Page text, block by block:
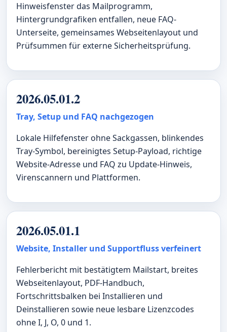
Hinweisfenster das Mailprogramm,
Hintergrundgrafiken entfallen, neue FAQ-
Unterseite, gemeinsames Webseitenlayout und
Prüfsummen für externe Sicherheitsprüfung.
2026.05.01.2
Tray, Setup und FAQ nachgezogen
Lokale Hilfefenster ohne Sackgassen, blinkendes
Tray-Symbol, bereinigtes Setup-Payload, richtige
Website-Adresse und FAQ zu Update-Hinweis,
Virenscannern und Plattformen.
2026.05.01.1
Website, Installer und Supportfluss verfeinert
Fehlerbericht mit bestätigtem Mailstart, breites
Webseitenlayout, PDF-Handbuch,
Fortschrittsbalken bei Installieren und
Deinstallieren sowie neue lesbare Lizenzcodes
ohne I, J, O, 0 und 1.